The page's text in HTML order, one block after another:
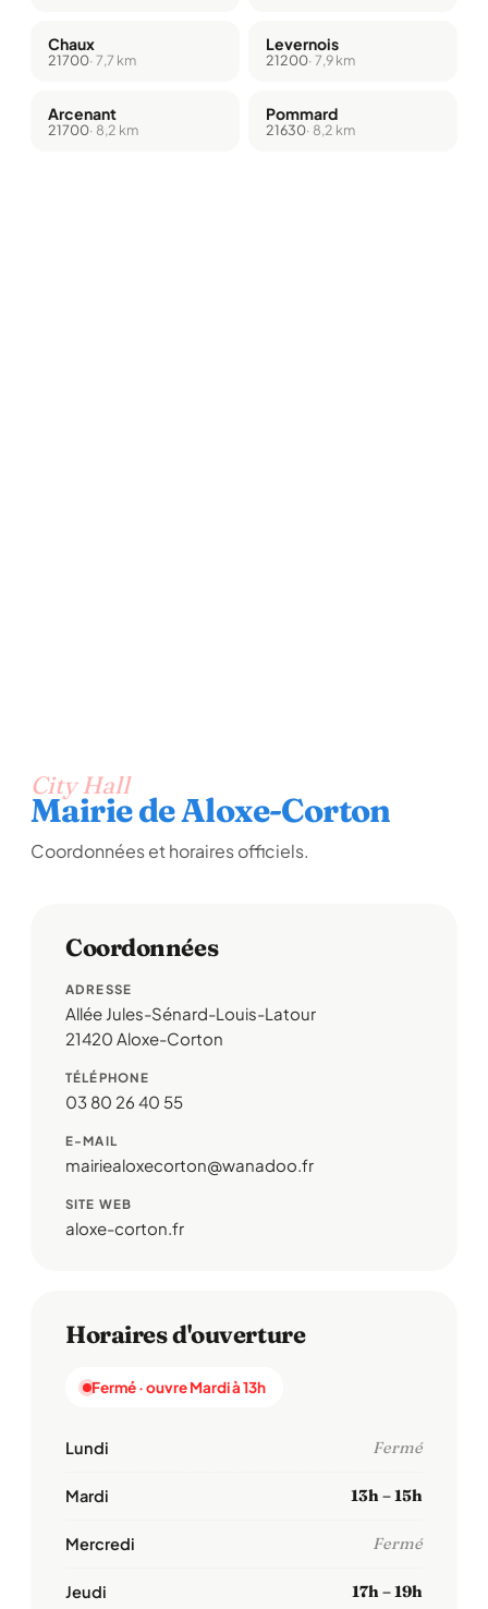
Chaux
21700· 7,7 km
Levernois
21200· 7,9 km
Arcenant
21700· 8,2 km
Pommard
21630· 8,2 km
City Hall
Mairie de Aloxe-Corton
Coordonnées et horaires officiels.
Coordonnées
ADRESSE
Allée Jules-Sénard-Louis-Latour
21420 Aloxe-Corton
TÉLÉPHONE
03 80 26 40 55
E-MAIL
mairiealoxecorton@wanadoo.fr
SITE WEB
aloxe-corton.fr
Horaires d'ouverture
Fermé · ouvre Mardi à 13h
Lundi Fermé
Mardi 13h – 15h
Mercredi Fermé
Jeudi 17h – 19h